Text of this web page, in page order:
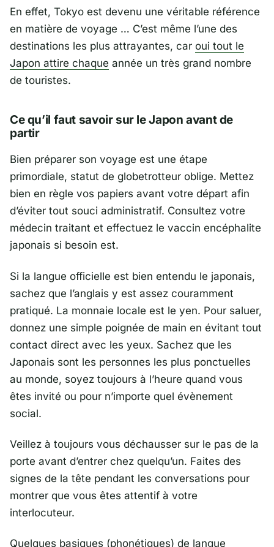
En effet, Tokyo est devenu une véritable référence
en matière de voyage … C’est même l’une des
destinations les plus attrayantes, car oui tout le
Japon attire chaque année un très grand nombre
de touristes.
Ce qu’il faut savoir sur le Japon avant de
partir
Bien préparer son voyage est une étape
primordiale, statut de globetrotteur oblige. Mettez
bien en règle vos papiers avant votre départ afin
d’éviter tout souci administratif. Consultez votre
médecin traitant et effectuez le vaccin encéphalite
japonais si besoin est.
Si la langue officielle est bien entendu le japonais,
sachez que l’anglais y est assez couramment
pratiqué. La monnaie locale est le yen. Pour saluer,
donnez une simple poignée de main en évitant tout
contact direct avec les yeux. Sachez que les
Japonais sont les personnes les plus ponctuelles
au monde, soyez toujours à l’heure quand vous
êtes invité ou pour n’importe quel évènement
social.
Veillez à toujours vous déchausser sur le pas de la
porte avant d’entrer chez quelqu’un. Faites des
signes de la tête pendant les conversations pour
montrer que vous êtes attentif à votre
interlocuteur.
Quelques basiques (phonétiques) de langue